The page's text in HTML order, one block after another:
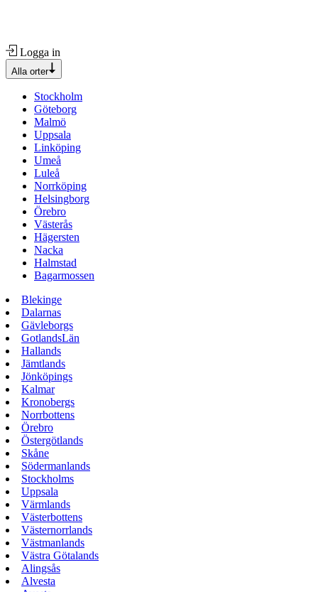
Logga in
Alla orter
Stockholm
Göteborg
Malmö
Uppsala
Linköping
Umeå
Luleå
Norrköping
Helsingborg
Örebro
Västerås
Hägersten
Nacka
Halmstad
Bagarmossen
Blekinge
Dalarnas
Gävleborgs
GotlandsLän
Hallands
Jämtlands
Jönköpings
Kalmar
Kronobergs
Norrbottens
Örebro
Östergötlands
Skåne
Södermanlands
Stockholms
Uppsala
Värmlands
Västerbottens
Västernorrlands
Västmanlands
Västra Götalands
Alingsås
Alvesta